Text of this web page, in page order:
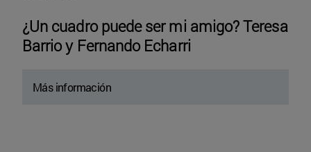
¿Un cuadro puede ser mi amigo? Teresa
Barrio y Fernando Echarri
Más información